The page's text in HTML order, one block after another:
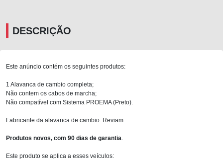
DESCRIÇÃO
Este anúncio contém os seguintes produtos:
1 Alavanca de cambio completa;
Não contem os cabos de marcha;
Não compatível com Sistema PROEMA (Preto).
Fabricante da alavanca de cambio: Reviam
Produtos novos, com 90 dias de garantia
Este produto se aplica a esses veículos: